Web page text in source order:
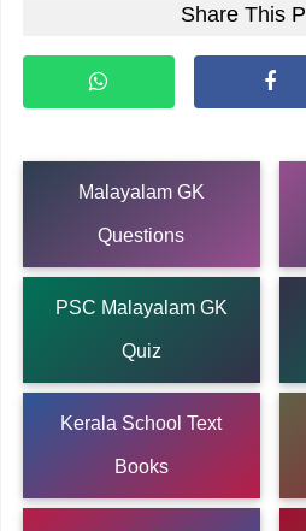
Share This
Malayalam GK
Questions
PSC Malayalam GK
Quiz
Kerala School Text
Books